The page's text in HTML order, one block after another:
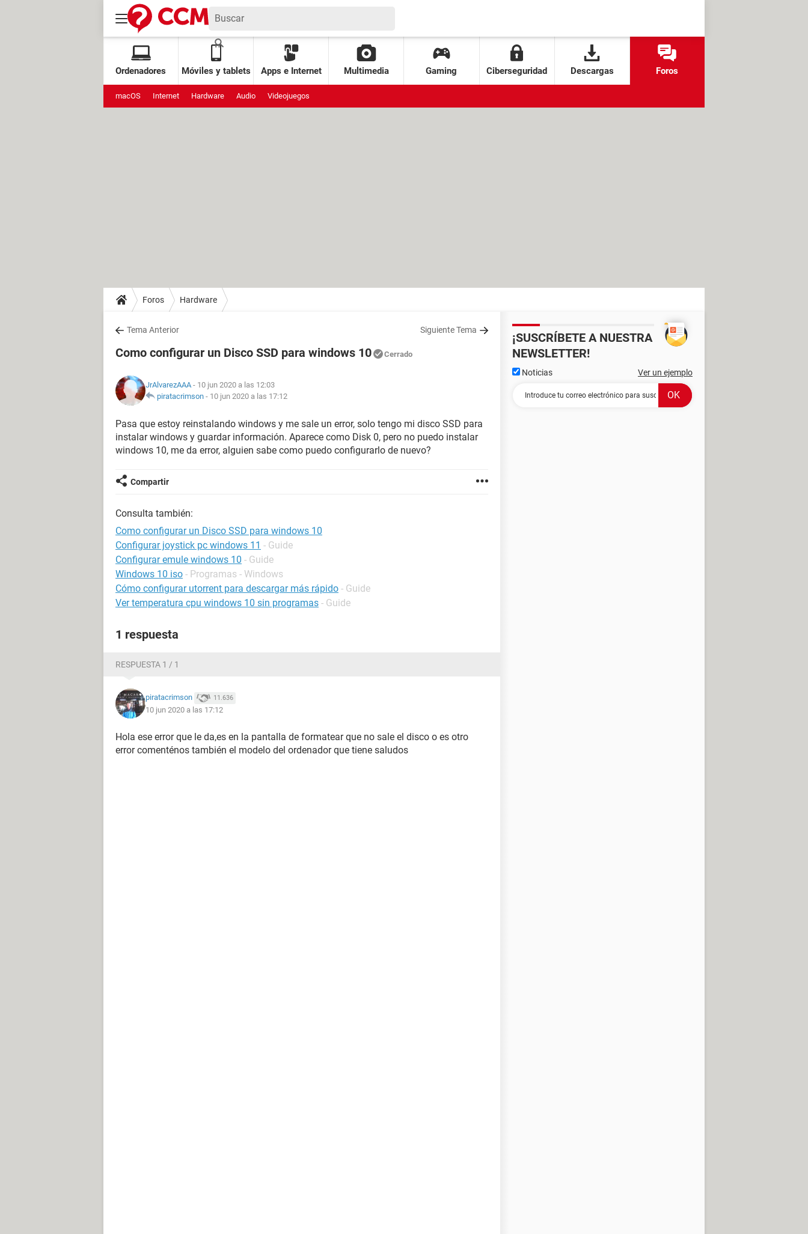
Ordenadores Móviles y tablets Apps e Internet Multimedia Gaming Ciberseguridad Descargas Foros
macOS Internet Hardware Audio Videojuegos
Foros Hardware
Tema Anterior Siguiente Tema
Como configurar un Disco SSD para windows 10 Cerrado
JrAlvarezAAA- 10 jun 2020 a las 12:03
piratacrimson - 10 jun 2020 a las 17:12
Pasa que estoy reinstalando windows y me sale un error, solo tengo mi disco SSD para
instalar windows y guardar información. Aparece como Disk 0, pero no puedo instalar
windows 10, me da error, alguien sabe como puedo configurarlo de nuevo?
Compartir
Consulta también:
Como configurar un Disco SSD para windows 10
Configurar joystick pc windows 11 - Guide
Configurar emule windows 10 - Guide
Windows 10 iso - Programas - Windows
Cómo configurar utorrent para descargar más rápido - Guide
Ver temperatura cpu windows 10 sin programas - Guide
1 respuesta
RESPUESTA 1 / 1
piratacrimson 11.636
10 jun 2020 a las 17:12
Hola ese error que le da,es en la pantalla de formatear que no sale el disco o es otro
error comenténos también el modelo del ordenador que tiene saludos
¡SUSCRÍBETE A NUESTRA
NEWSLETTER!
Noticias Ver un ejemplo